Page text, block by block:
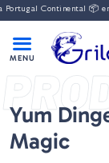
Continental 📦 em
Yum
Magic